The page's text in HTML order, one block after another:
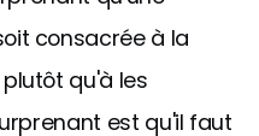
consacrée à la
qu'à les
est qu'il faut